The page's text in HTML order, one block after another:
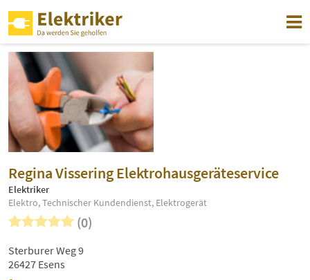
Regina Vissering Elektrohausgeräteservice
Elektriker
Elektro, Technischer Kundendienst, Elektrogerät
(0)
Sterburer Weg 9
26427 Esens